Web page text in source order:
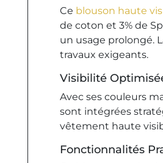
Ce blouson haute
de coton et 3% de
un usage prolongé.
travaux exigeants.
Visibilité
Avec ses couleurs
sont intégrées
vêtement haute
Fonctionnalités